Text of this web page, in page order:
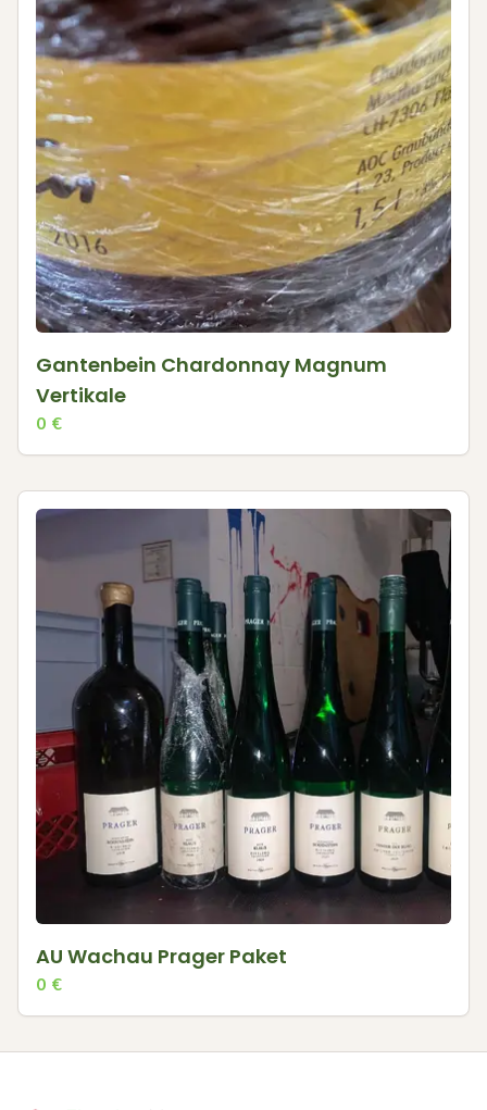
Gantenbein Chardonnay Magnum
Vertikale
0 €
AU Wachau Prager Paket
0 €